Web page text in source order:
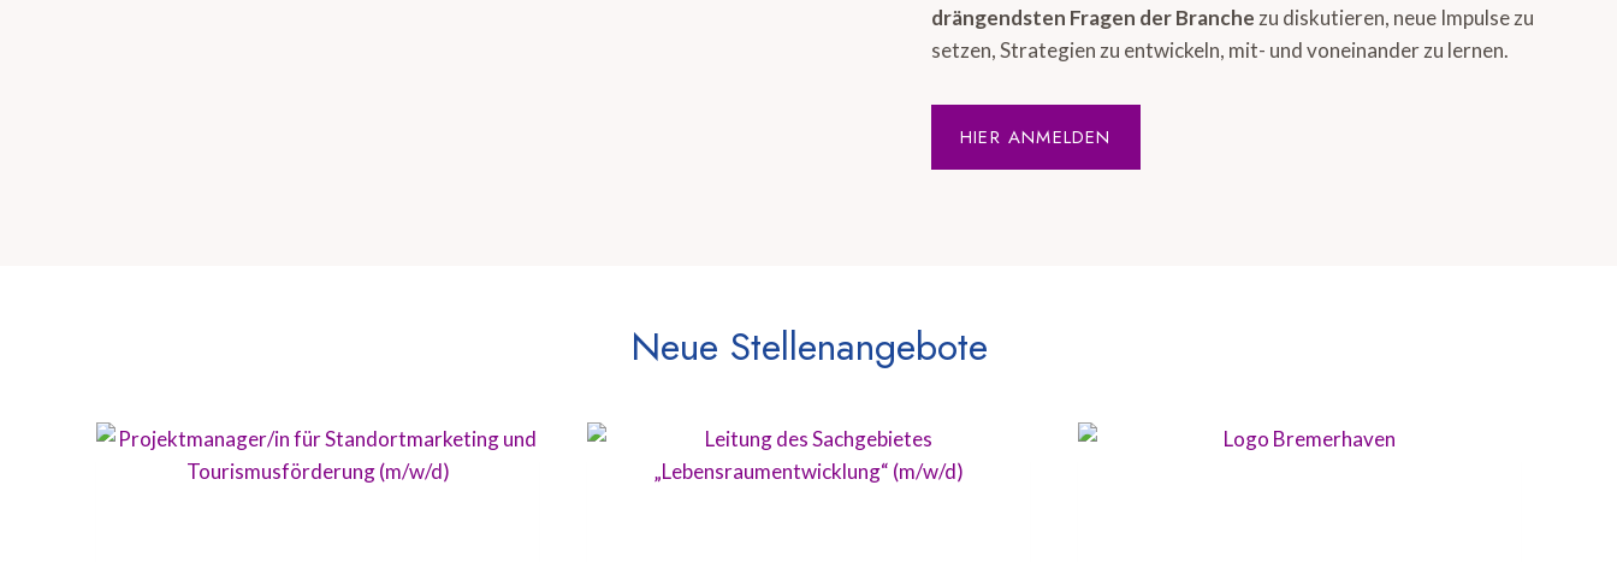
drängendsten Fragen der Branche zu diskutieren, neue Impulse zu
setzen, Strategien zu entwickeln, mit- und voneinander zu lernen.
HIER ANMELDEN
Neue Stellenangebote